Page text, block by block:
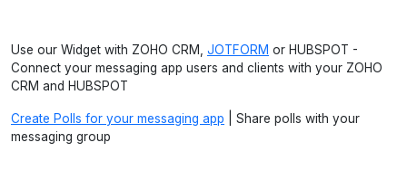
Use our Widget with ZOHO CRM, JOTFORM or HUBSPOT -
Connect your messaging app users and clients with your ZOHO
CRM and HUBSPOT
Create Polls for your messaging app | Share polls with your
messaging group